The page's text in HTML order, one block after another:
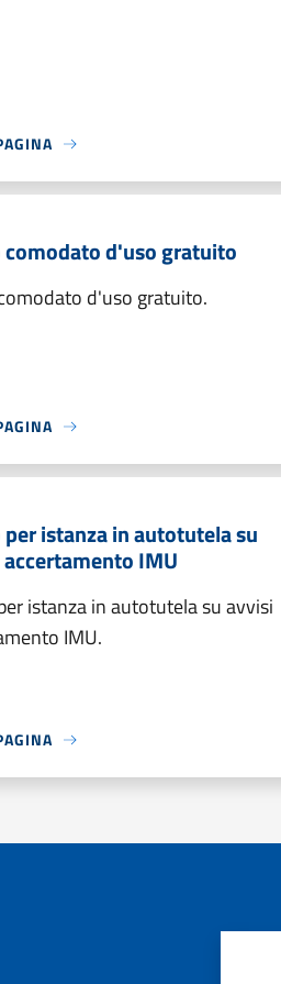
d'uso gratuito
d'uso gratuito.
istanza in autotutela su
IMU
istanza in autotutela su avvisi
IMU.